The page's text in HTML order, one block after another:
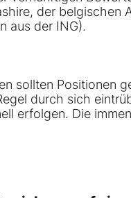
, der belgischen
aus der ING).
sollten Positionen
durch sich
erfolgen. Die